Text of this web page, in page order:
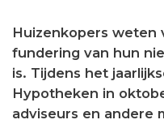
Huizenkopers weten
fundering van hun
is. Tijdens het
Hypotheken in
adviseurs en andere